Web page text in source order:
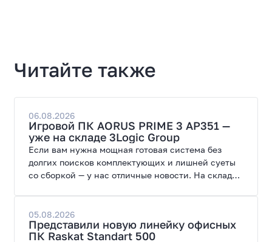
Читайте также
06.08.2026
Игровой ПК AORUS PRIME 3 AP351 —
уже на складе 3Logic Group
Если вам нужна мощная готовая система без
долгих поисков комплектующих и лишней суеты
со сборкой — у нас отличные новости. На склад
современных игр и работы с нейросетями.
05.08.2026
Представили новую линейку офисных
ПК Raskat Standart 500